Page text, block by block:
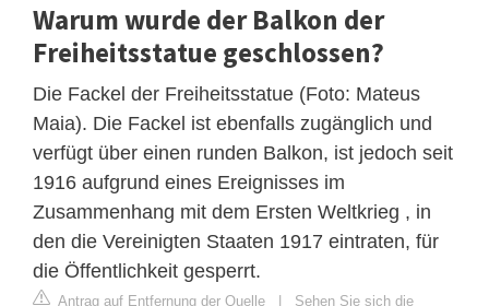
Warum wurde der Balkon der
Freiheitsstatue geschlossen?
Die Fackel der Freiheitsstatue (Foto: Mateus
Maia). Die Fackel ist ebenfalls zugänglich und
verfügt über einen runden Balkon, ist jedoch seit
1916 aufgrund eines Ereignisses im
Zusammenhang mit dem Ersten Weltkrieg , in
den die Vereinigten Staaten 1917 eintraten, für
die Öffentlichkeit gesperrt.
Antrag auf Entfernung der Quelle | Sehen Sie sich die